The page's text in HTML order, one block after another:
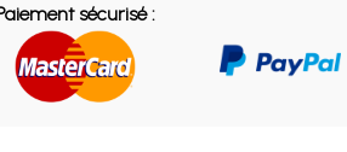
sécurisé :